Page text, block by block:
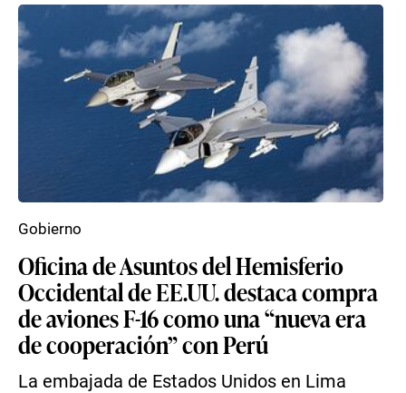
Oficina de Asuntos del Hemisferio
Occidental de EE.UU. destaca compra
de aviones F-16 como una “nueva era
de cooperación” con Perú
La embajada de Estados Unidos en Lima
Gobierno